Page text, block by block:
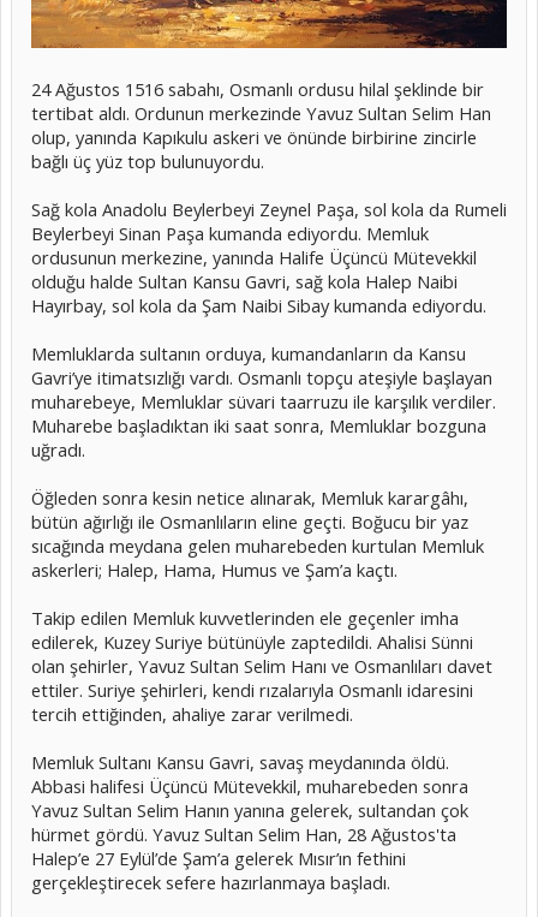
24 Ağustos 1516 sabahı, Osmanlı ordusu hilal şeklinde bir
tertibat aldı. Ordunun merkezinde Yavuz Sultan Selim Han
olup, yanında Kapıkulu askeri ve önünde birbirine zincirle
bağlı üç yüz top bulunuyordu.
Sağ kola Anadolu Beylerbeyi Zeynel Paşa, sol kola da Rumeli
Beylerbeyi Sinan Paşa kumanda ediyordu. Memluk
ordusunun merkezine, yanında Halife Üçüncü Mütevekkil
olduğu halde Sultan Kansu Gavri, sağ kola Halep Naibi
Hayırbay, sol kola da Şam Naibi Sibay kumanda ediyordu.
Memluklarda sultanın orduya, kumandanların da Kansu
Gavri’ye itimatsızlığı vardı. Osmanlı topçu ateşiyle başlayan
muharebeye, Memluklar süvari taarruzu ile karşılık verdiler.
Muharebe başladıktan iki saat sonra, Memluklar bozguna
uğradı.
Öğleden sonra kesin netice alınarak, Memluk karargâhı,
bütün ağırlığı ile Osmanlıların eline geçti. Boğucu bir yaz
sıcağında meydana gelen muharebeden kurtulan Memluk
askerleri; Halep, Hama, Humus ve Şam’a kaçtı.
Takip edilen Memluk kuvvetlerinden ele geçenler imha
edilerek, Kuzey Suriye bütünüyle zaptedildi. Ahalisi Sünni
olan şehirler, Yavuz Sultan Selim Hanı ve Osmanlıları davet
ettiler. Suriye şehirleri, kendi rızalarıyla Osmanlı idaresini
tercih ettiğinden, ahaliye zarar verilmedi.
Memluk Sultanı Kansu Gavri, savaş meydanında öldü.
Abbasi halifesi Üçüncü Mütevekkil, muharebeden sonra
Yavuz Sultan Selim Hanın yanına gelerek, sultandan çok
hürmet gördü. Yavuz Sultan Selim Han, 28 Ağustos'ta
Halep’e 27 Eylül’de Şam’a gelerek Mısır’ın fethini
gerçekleştirecek sefere hazırlanmaya başladı.